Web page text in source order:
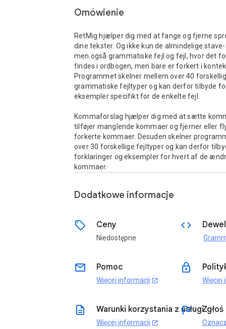
Omówienie
RetMig hjælper dig med at fange og fjerne
dine tekster. Og ikke kun de almindelige
men også grammatiske fejl og fejl, hvor det
findes i ordbogen, men bare er forkert i
Programmet skelner mellem over 40
grammatiske fejltyper og kan derfor tilbyde
eksempler specifikt for de enkelte fejl.
Kommaforslag hjælper dig med at sætte
tilføjer manglende kommaer og fjerner eller
forkerte kommaer. Desuden skelner
over 30 forskellige fejltyper og kan derfor
forklaringer og eksempler for hvert af de
kommaer.
Dodatkowe informacje
sell Ceny
Niedostępne
code
email Pomoc
Więcej informacji open_in_new
lock
Więcej
description Warunki korzystania z usługi
Więcej informacji open_in_new
flag Zgłoś